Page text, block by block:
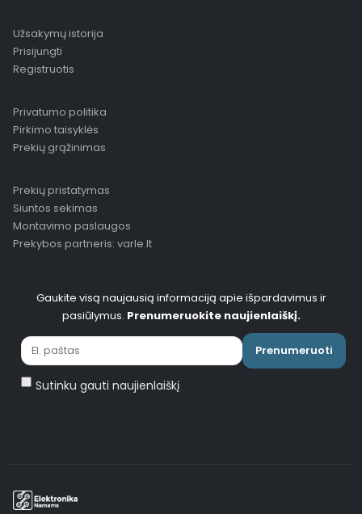
Užsakymų istorija
Prisijungti
Registruotis
Privatumo politika
Pirkimo taisyklės
Prekių grąžinimas
Prekių pristatymas
Siuntos sekimas
Montavimo paslaugos
Prekybos partneris: varle.lt
Gaukite visą naujausią informaciją apie išpardavimus ir
pasiūlymus. Prenumeruokite naujienlaiškį.
Prenumeruoti
Sutinku gauti naujienlaiškį